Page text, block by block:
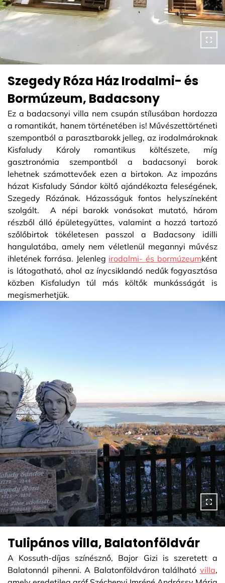
Szegedy Róza Ház Irodalmi- és
Bormúzeum, Badacsony
Ez a badacsonyi villa nem csupán stílusában hordozza
a romantikát, hanem történetében is! Művészettörténeti
szempontból a parasztbarokk jelleg, az irodalmároknak
Kisfaludy Károly romantikus költészete, míg
gasztronómia szempontból a badacsonyi borok
lehetnek számottevőek ezen a birtokon. Az impozáns
házat Kisfaludy Sándor költő ajándékozta feleségének,
Szegedy Rózának. Házasságuk fontos helyszíneként
szolgált. A népi barokk vonásokat mutató, három
részből álló épületegyüttes, valamint a hozzá tartozó
szőlőbirtok tökéletesen passzol a Badacsony idilli
hangulatába, amely nem véletlenül megannyi művész
ihletének forrása. Jelenleg irodalmi- és bormúzeumként
is látogatható, ahol az ínycsiklandó nedűk fogyasztása
közben Kisfaludyn túl más költők munkásságát is
megismerhetjük.
Tulipános villa, Balatonföldvár
A Kossuth-díjas színésznő, Bajor Gizi is szeretett a
Balatonnál pihenni. A Balatonföldváron található villa,